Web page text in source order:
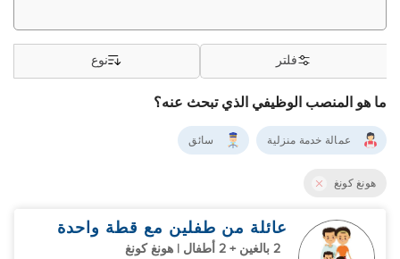
ما هو المنصب الوظيفي الذي تبحث عنه؟
فلتر نوع
عمالة خدمة منزلية سائق
هونغ كونغ
عائلة من طفلين مع قطة واحدة
2 بالغين + 2 أطفال | هونغ كونغ